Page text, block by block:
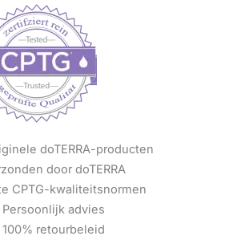
doTERRA-producten
door doTERRA
CPTG-kwaliteitsnormen
Persoonlijk advies
100% retourbeleid